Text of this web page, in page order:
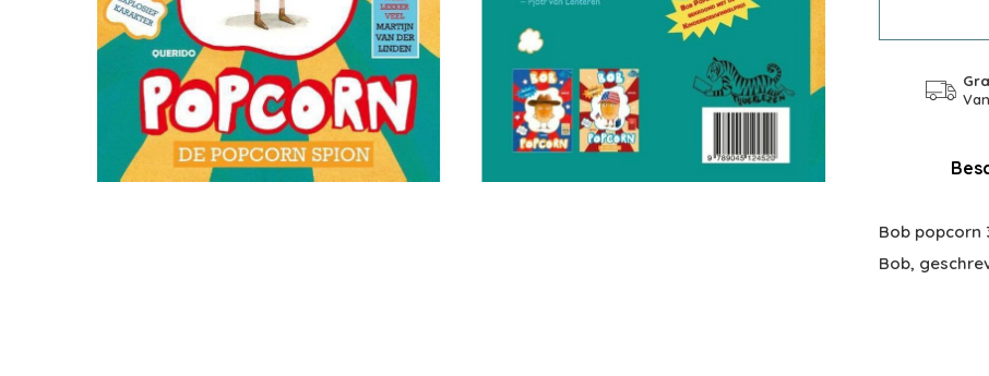
Bob popcorn
Bob,